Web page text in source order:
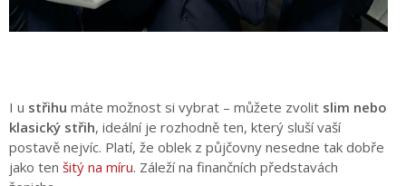
I u střihu máte možnost si vybrat – můžete zvolit slim nebo
klasický střih, ideální je rozhodně ten, který sluší vaší
postavě nejvíc. Platí, že oblek z půjčovny nesedne tak dobře
jako ten šitý na míru. Záleží na finančních představách